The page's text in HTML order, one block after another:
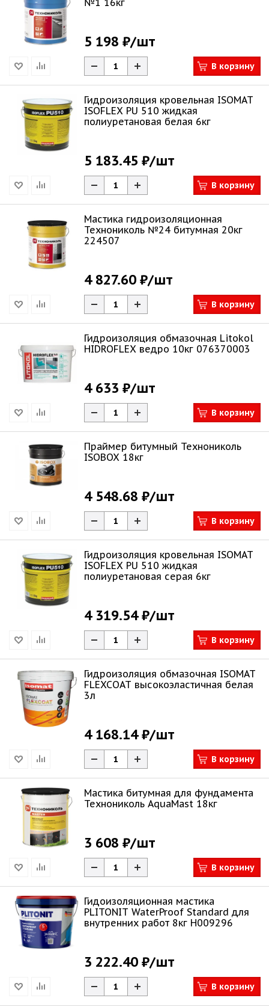
№1 16кг
5 198 ₽/шт
В корзину
Гидроизоляция кровельная ISOMAT
ISOFLEX PU 510 жидкая
полиуретановая белая 6кг
5 183.45 ₽/шт
В корзину
Мастика гидроизоляционная
Технониколь №24 битумная 20кг
224507
4 827.60 ₽/шт
В корзину
Гидроизоляция обмазочная Litokol
HIDROFLEX ведро 10кг 076370003
4 633 ₽/шт
В корзину
Праймер битумный Технониколь
ISOBOX 18кг
4 548.68 ₽/шт
В корзину
Гидроизоляция кровельная ISOMAT
ISOFLEX PU 510 жидкая
полиуретановая серая 6кг
4 319.54 ₽/шт
В корзину
Гидроизоляция обмазочная ISOMAT
FLEXCOAT высокоэластичная белая
3л
4 168.14 ₽/шт
В корзину
Мастика битумная для фундамента
Технониколь AquaMast 18кг
3 608 ₽/шт
В корзину
Гидоизоляционная мастика
PLITONIT WaterProof Standard для
внутренних работ 8кг Н009296
3 222.40 ₽/шт
В корзину